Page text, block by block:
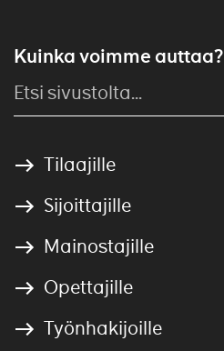
Kuinka voimme auttaa?
Tilaajille
Sijoittajille
Mainostajille
Opettajille
Työnhakijoille